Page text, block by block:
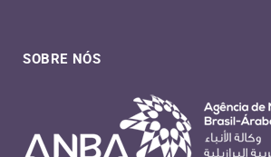
SOBRE NÓS